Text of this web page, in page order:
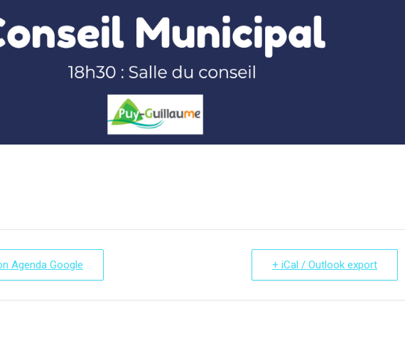
Agenda Google + iCal / Outlook export